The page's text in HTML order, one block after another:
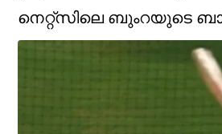
നെറ്റ്സിലെ ബുംറയുടെ